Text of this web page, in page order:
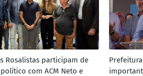
Rosalistas participam de
com ACM Neto e